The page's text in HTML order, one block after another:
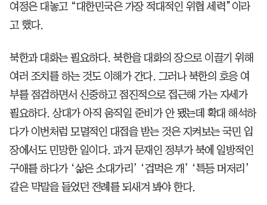
여정은 대놓고 “대한민국은 가장 적대적인 위협 세력”이라
고 했다.
북한과 대화는 필요하다. 북한을 대화의 장으로 이끌기 위해
여러 조치를 하는 것도 이해가 간다. 그러나 북한의 호응 여
부를 점검하면서 신중하고 점진적으로 접근해 가는 자세가
필요하다. 상대가 아직 움직일 준비가 안 됐는데 확대 해석하
다가 이번처럼 모멸적인 대접을 받는 것은 지켜보는 국민 입
장에서도 민망한 일이다. 과거 문재인 정부가 북에 일방적인
구애를 하다가 ‘삶은 소대가리’ ‘겁먹은 개’ ‘특등 머저리’
같은 막말을 들었던 전례를 되새겨 봐야 한다.